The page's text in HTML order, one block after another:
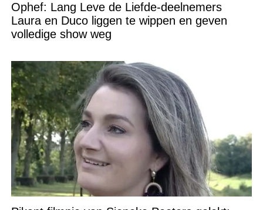
Ophef: Lang Leve de Liefde-deelnemers
Laura en Duco liggen te wippen en geven
volledige show weg